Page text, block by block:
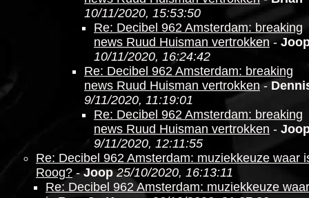
10/11/2020, 15:53:50
Re: Decibel 962 Amsterdam: breaking
news Ruud Huisman vertrokken -
10/11/2020, 16:24:42
Re: Decibel 962 Amsterdam: breaking
news Ruud Huisman vertrokken-
9/11/2020, 11:19:01
Re: Decibel 962 Amsterdam: breaking
news Ruud Huisman vertrokken -
9/11/2020, 12:11:55
Re: Decibel 962 Amsterdam: muziekkeuze waar
Roog? -Joop 25/10/2020, 16:13:11
Re: Decibel 962 Amsterdam: muziekkeuze waar